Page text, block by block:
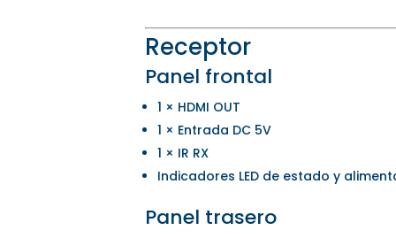
Receptor
Panel frontal
1 × HDMI OUT
1 × Entrada DC 5V
1 × IR RX
Indicadores LED de estado y
Panel trasero